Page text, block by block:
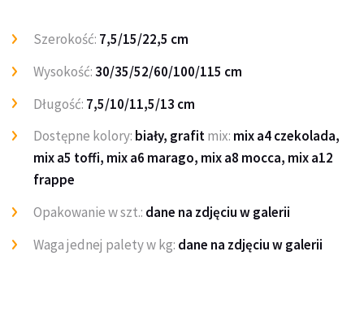
Szerokość: 7,5/15/22,5 cm
Wysokość:30/35/52/60/100/115 cm
Długość: 7,5/10/11,5/13 cm
Dostępne kolory: biały, grafitmix: mix a4 czekolada,
mix a5 toffi, mix a6 marago, mix a8 mocca, mix a12
frappe
Opakowanie w szt.: dane na zdjęciu w galerii
Waga jednej palety w kg: dane na zdjęciu w galerii